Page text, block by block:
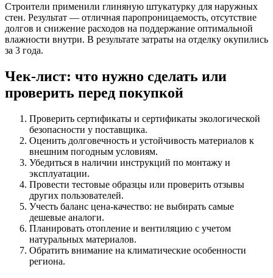
Строители применили глиняную штукатурку для наружных
стен. Результат — отличная паропроницаемость, отсутствие
долгов и снижение расходов на поддержание оптимальной
влажности внутри. В результате затраты на отделку окупились
за 3 года.
Чек-лист: что нужно сделать или
проверить перед покупкой
Проверить сертификаты и сертификаты экологической
безопасности у поставщика.
Оценить долговечность и устойчивость материалов к
внешним погодным условиям.
Убедиться в наличии инструкций по монтажу и
эксплуатации.
Провести тестовые образцы или проверить отзывы
других пользователей.
Учесть баланс цена-качество: не выбирать самые
дешевые аналоги.
Планировать отопление и вентиляцию с учетом
натуральных материалов.
Обратить внимание на климатические особенности
региона.